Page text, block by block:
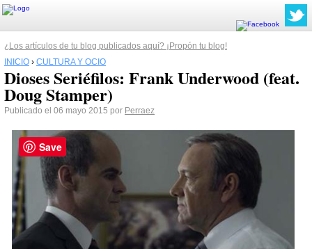
¿Los artículos de tu blog publicados aquí? ¡Propón tu blog!
INICIO › CULTURA Y OCIO
Dioses Seriéfilos: Frank Underwood (feat.
Doug Stamper)
Publicado el 06 mayo 2015 por Perraez
Save